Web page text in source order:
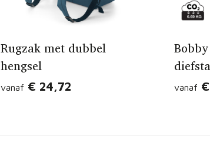
Rugzak met dubbel
hengsel
vanaf € 24,72 vanaf